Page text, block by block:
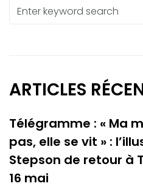
ARTICLES
Télégramme : « Ma
pas, elle se vit » :
Stepson de retour à
16 mai